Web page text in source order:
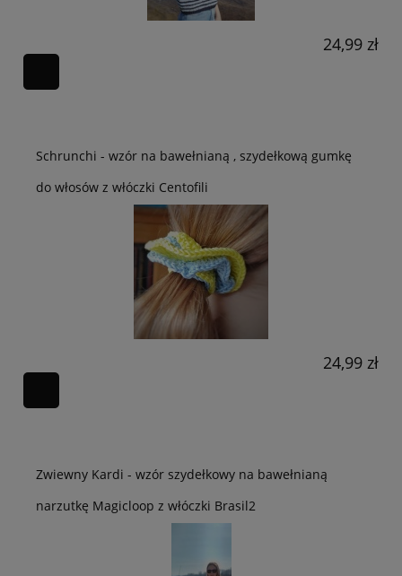
24,99 zł
Schrunchi - wzór na bawełnianą , szydełkową gumkę
do włosów z włóczki Centofili
24,99 zł
Zwiewny Kardi - wzór szydełkowy na bawełnianą
narzutkę Magicloop z włóczki Brasil2